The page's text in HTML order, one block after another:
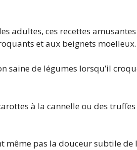
adultes, ces recettes
et aux beignets moelleux.
saine de légumes lorsqu’il
à la cannelle ou des
pas la douceur subtile de